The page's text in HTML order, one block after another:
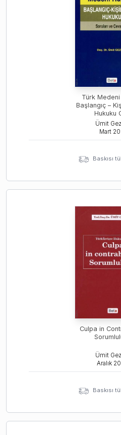
Türk Medeni
Başlangıç –
Hukuku
Ümit
Mart
Baskısı
Culpa in
Ümit
Aralık
Baskısı